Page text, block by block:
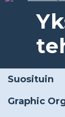
Suosituin
Graphic